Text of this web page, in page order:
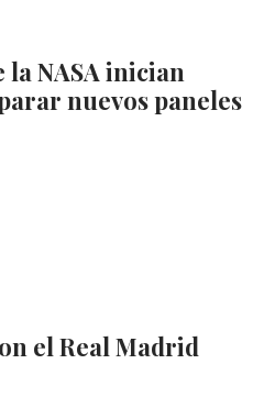
la NASA inician
nuevos paneles
el Real Madrid